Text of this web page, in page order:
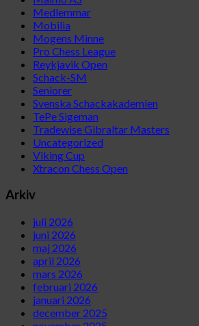
Medlemmar
Mobilia
Mogens Minne
Pro Chess League
Reykjavik Open
Schack-SM
Seniorer
Svenska Schackakademien
TePe Sigeman
Tradewise Gibraltar Masters
Uncategorized
Viking Cup
Xtracon Chess Open
Arkiv
juli 2026
juni 2026
maj 2026
april 2026
mars 2026
februari 2026
januari 2026
december 2025